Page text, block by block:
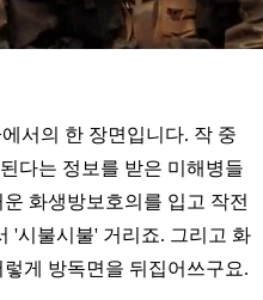
서의 한 장면입니다. 작 중
다는 정보를 받은 미해병들
화생방보호의를 입고 작전
'시불시불' 거리죠. 그리고 화
게 방독면을 뒤집어쓰구요.